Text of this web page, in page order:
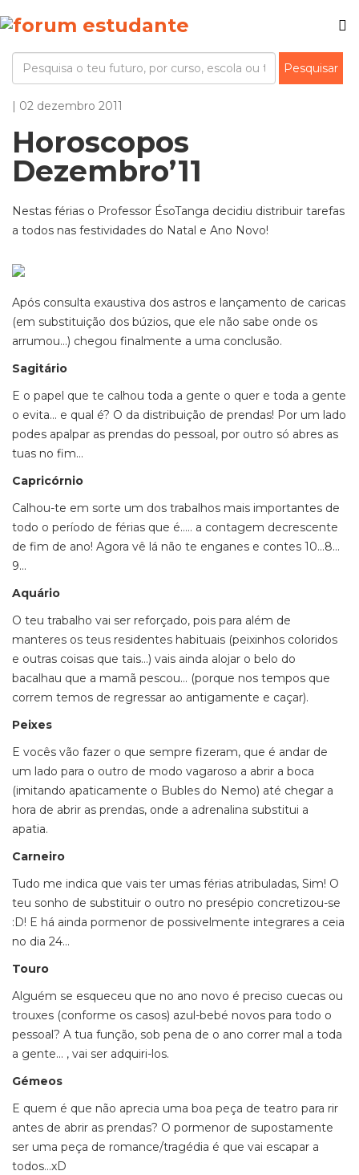
| 02 dezembro 2011
Horoscopos
Dezembro’11
Nestas férias o Professor ÉsoTanga decidiu distribuir tarefas
a todos nas festividades do Natal e Ano Novo!
Após consulta exaustiva dos astros e lançamento de caricas
(em substituição dos búzios, que ele não sabe onde os
arrumou...) chegou finalmente a uma conclusão.
Sagitário
E o papel que te calhou toda a gente o quer e toda a gente
o evita… e qual é? O da distribuição de prendas! Por um lado
podes apalpar as prendas do pessoal, por outro só abres as
tuas no fim…
Capricórnio
Calhou-te em sorte um dos trabalhos mais importantes de
todo o período de férias que é….. a contagem decrescente
de fim de ano! Agora vê lá não te enganes e contes 10…8…
9…
Aquário
O teu trabalho vai ser reforçado, pois para além de
manteres os teus residentes habituais (peixinhos coloridos
e outras coisas que tais…) vais ainda alojar o belo do
bacalhau que a mamã pescou… (porque nos tempos que
correm temos de regressar ao antigamente e caçar).
Peixes
E vocês vão fazer o que sempre fizeram, que é andar de
um lado para o outro de modo vagaroso a abrir a boca
(imitando apaticamente o Bubles do Nemo) até chegar a
hora de abrir as prendas, onde a adrenalina substitui a
apatia.
Carneiro
Tudo me indica que vais ter umas férias atribuladas, Sim! O
teu sonho de substituir o outro no presépio concretizou-se
:D! E há ainda pormenor de possivelmente integrares a ceia
no dia 24…
Touro
Alguém se esqueceu que no ano novo é preciso cuecas ou
trouxes (conforme os casos) azul-bebé novos para todo o
pessoal? A tua função, sob pena de o ano correr mal a toda
a gente… , vai ser adquiri-los.
Gémeos
E quem é que não aprecia uma boa peça de teatro para rir
antes de abrir as prendas? O pormenor de supostamente
ser uma peça de romance/tragédia é que vai escapar a
todos…xD